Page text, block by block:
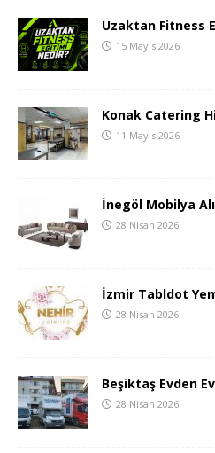
Uzaktan Fitness
15 Mayıs 2026
Konak Catering
11 Mayıs 2026
İnegöl Mobilya
28 Nisan 2026
İzmir Tabldot
28 Nisan 2026
Beşiktaş Evden
28 Nisan 2026